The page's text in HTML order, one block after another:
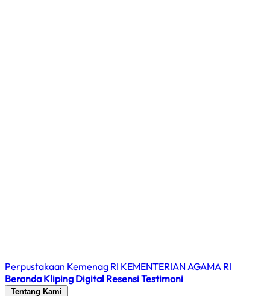
Perpustakaan Kemenag RI KEMENTERIAN AGAMA RI
Beranda Kliping Digital ResensiTestimoni
Tentang Kami